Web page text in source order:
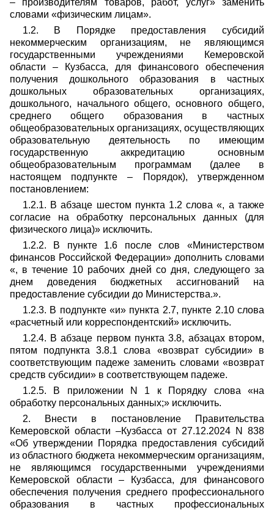
– производителям товаров, работ, услуг» заменить
словами «физическим лицам».
1.2. В Порядке предоставления субсидий
некоммерческим организациям, не являющимся
государственными учреждениями Кемеровской
области – Кузбасса, для финансового обеспечения
получения дошкольного образования в частных
дошкольных образовательных организациях,
дошкольного, начального общего, основного общего,
среднего общего образования в частных
общеобразовательных организациях, осуществляющих
образовательную деятельность по имеющим
государственную аккредитацию основным
общеобразовательным программам (далее в
настоящем подпункте – Порядок), утвержденном
постановлением:
1.2.1. В абзаце шестом пункта 1.2 слова «, а также
согласие на обработку персональных данных (для
физического лица)» исключить.
1.2.2. В пункте 1.6 после слов «Министерством
финансов Российской Федерации» дополнить словами
«, в течение 10 рабочих дней со дня, следующего за
днем доведения бюджетных ассигнований на
предоставление субсидии до Министерства.».
1.2.3. В подпункте «и» пункта 2.7, пункте 2.10 слова
«расчетный или корреспондентский» исключить.
1.2.4. В абзаце первом пункта 3.8, абзацах втором,
пятом подпункта 3.8.1 слова «возврат субсидии» в
соответствующим падеже заменить словами «возврат
средств субсидии» в соответствующем падеже.
1.2.5. В приложении N 1 к Порядку слова «на
обработку персональных данных;» исключить.
2. Внести в постановление Правительства
Кемеровской области –Кузбасса от 27.12.2024 N 838
«Об утверждении Порядка предоставления субсидий
из областного бюджета некоммерческим организациям,
не являющимся государственными учреждениями
Кемеровской области – Кузбасса, для финансового
обеспечения получения среднего профессионального
образования в частных профессиональных